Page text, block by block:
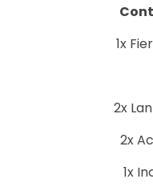
1x
2x
2x
1x